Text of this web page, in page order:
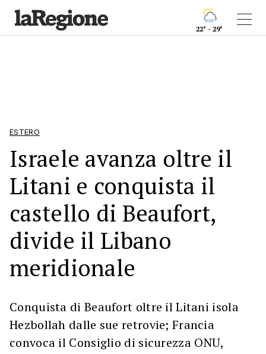
22° - 29°
ESTERO
Israele avanza oltre il
Litani e conquista il
castello di Beaufort,
divide il Libano
meridionale
Conquista di Beaufort oltre il Litani isola
Hezbollah dalle sue retrovie; Francia
convoca il Consiglio di sicurezza ONU,